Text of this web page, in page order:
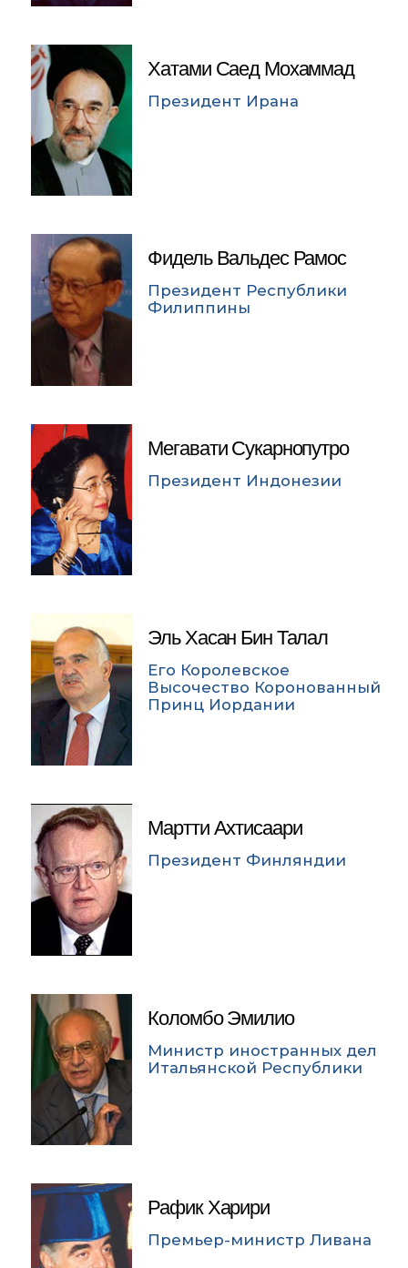
Хатами Саед Мохаммад
Президент Ирана
Фидель Вальдес Рамос
Президент Республики
Филиппины
Мегавати Сукарнопутро
Президент Индонезии
Эль Хасан Бин Талал
Его Королевское
Высочество Коронованный
Принц Иордании
Мартти Ахтисаари
Президент Финляндии
Коломбо Эмилио
Министр иностранных дел
Итальянской Республики
Рафик Харири
Премьер-министр Ливана